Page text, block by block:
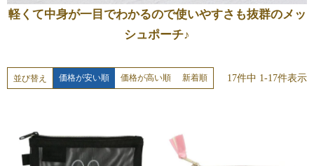
軽くて中身が一目でわかるので使いやすさも抜群のメッ
シュポーチ♪
並び替え 価格が安い順 価格が高い順 新着順 17件中 1-17件表示